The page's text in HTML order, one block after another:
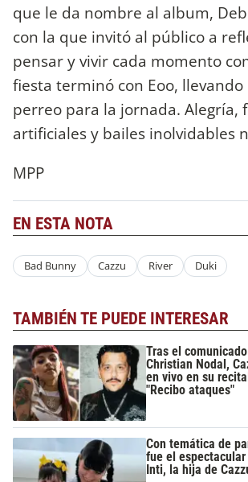
que le da nombre al album,
con la que invitó al público a
pensar y vivir cada momento
fiesta terminó con Eoo,
perreo para la jornada. Alegría,
artificiales y bailes inolvidables
MPP
EN ESTA NOTA
Bad Bunny Cazzu River Duki
TAMBIÉN TE PUEDE INTERESAR
Tras el
Christian Nodal,
en vivo en su
"Recibo ataques"
Con temática de
fue el
Inti, la hija de